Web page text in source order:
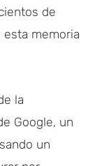
de
memoria
la
Google, un
un